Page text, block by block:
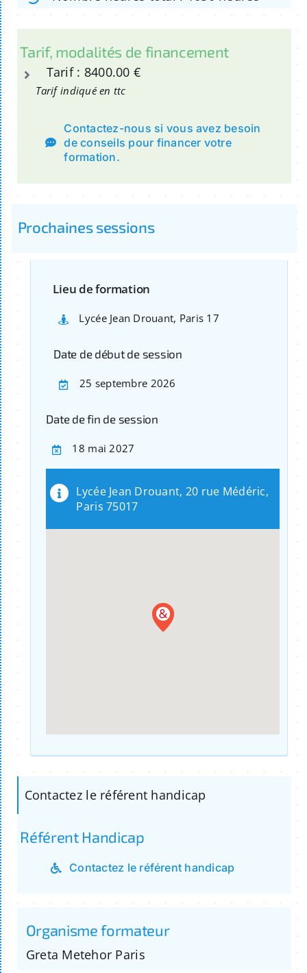
Tarif, modalités de financement
Tarif : 8400.00 €
Tarif indiqué en ttc
Contactez-nous si vous avez besoin
de conseils pour financer votre
formation.
Prochaines sessions
Lieu de formation
Lycée Jean Drouant, Paris 17
Date de début de session
25 septembre 2026
Date de fin de session
18 mai 2027
Lycée Jean Drouant, 20 rue Médéric,
Paris 75017
Contactez le référent handicap
Référent Handicap
Contactez le référent handicap
Organisme formateur
Greta Metehor Paris